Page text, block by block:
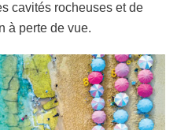
cavités rocheuses et de
à perte de vue.